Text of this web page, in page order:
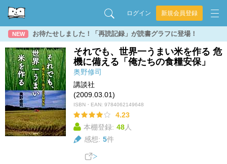
ログイン 新規会員登録
NEW お待たせしました！「再読記録」が読書グラフに登場！
それでも、世界一うまい米を作る 危
機に備える「俺たちの食糧安保」
奥野修司
講談社
(2009.03.01)
ISBN・EAN: 9784062149648
4.23
本棚登録: 48人
感想: 5件